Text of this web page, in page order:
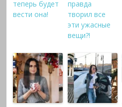
теперь будет
вести она!
правда
творил все
эти ужасные
вещи?!